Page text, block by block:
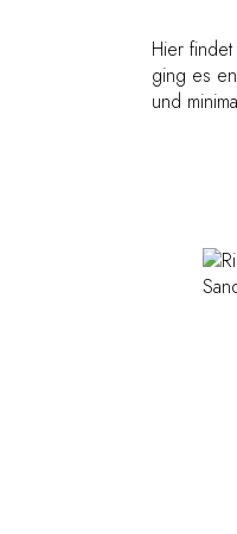
Hier
ging es
und